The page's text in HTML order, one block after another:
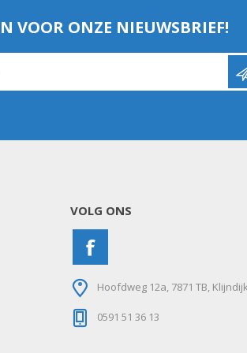
VOOR ONZE NIEUWSBRIEF!
VOLG ONS
Hoofdweg 12a, 7871 TB,
0591 51 36 13